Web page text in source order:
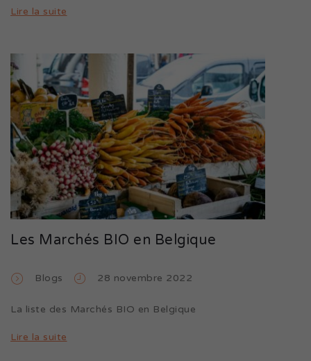
Lire la suite
Les Marchés BIO en Belgique
Blogs 28 novembre 2022
La liste des Marchés BIO en Belgique
Lire la suite